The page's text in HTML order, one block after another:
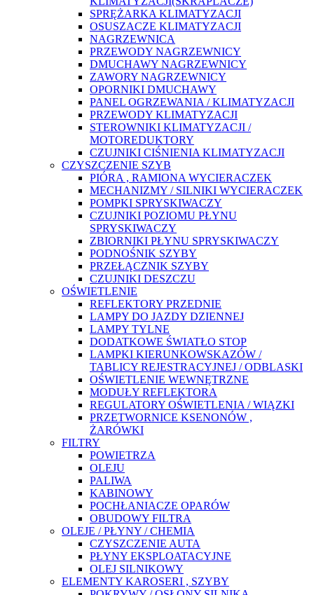
SPRĘŻARKA KLIMATYZACJI
OSUSZACZE KLIMATYZACJI
NAGRZEWNICA
PRZEWODY NAGRZEWNICY
DMUCHAWY NAGRZEWNICY
ZAWORY NAGRZEWNICY
OPORNIKI DMUCHAWY
PANEL OGRZEWANIA / KLIMATYZACJI
PRZEWODY KLIMATYZACJI
STEROWNIKI KLIMATYZACJI /
MOTOREDUKTORY
CZUJNIKI CIŚNIENIA KLIMATYZACJI
CZYSZCZENIE SZYB
PIÓRA , RAMIONA WYCIERACZEK
MECHANIZMY / SILNIKI WYCIERACZEK
POMPKI SPRYSKIWACZY
CZUJNIKI POZIOMU PŁYNU
SPRYSKIWACZY
ZBIORNIKI PŁYNU SPRYSKIWACZY
PODNOŚNIK SZYBY
PRZEŁĄCZNIK SZYBY
CZUJNIKI DESZCZU
OŚWIETLENIE
REFLEKTORY PRZEDNIE
LAMPY DO JAZDY DZIENNEJ
LAMPY TYLNE
DODATKOWE ŚWIATŁO STOP
LAMPKI KIERUNKOWSKAZÓW /
TABLICY REJESTRACYJNEJ / ODBLASKI
OŚWIETLENIE WEWNĘTRZNE
MODUŁY REFLEKTORA
REGULATORY OŚWIETLENIA / WIĄZKI
PRZETWORNICE KSENONÓW ,
ŻARÓWKI
FILTRY
POWIETRZA
OLEJU
PALIWA
KABINOWY
POCHŁANIACZE OPARÓW
OBUDOWY FILTRA
OLEJE / PŁYNY / CHEMIA
CZYSZCZENIE AUTA
PŁYNY EKSPLOATACYJNE
OLEJ SILNIKOWY
ELEMENTY KAROSERI , SZYBY